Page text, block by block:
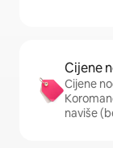
Cijene
Cijene
naviše